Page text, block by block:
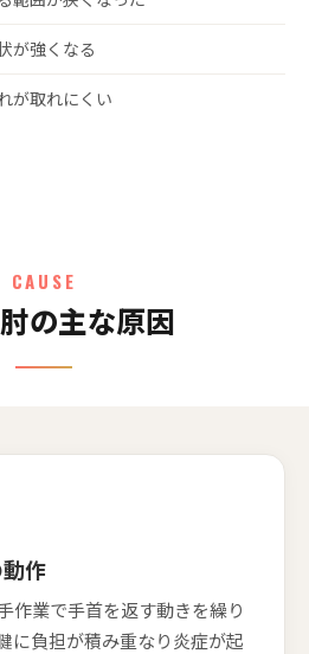
が強くなる
が取れにくい
CAUSE
の主な原因
作
作業で手首を返す動きを繰り
に負担が積み重なり炎症が起